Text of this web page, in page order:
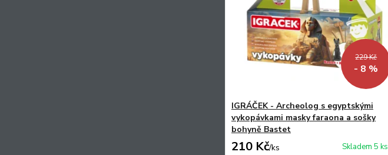
229 Kč
- 8 %
IGRÁČEK - Archeolog s egyptskými
vykopávkami masky faraona a sošky
bohyně Bastet
210 Kč/ks Skladem 5 ks